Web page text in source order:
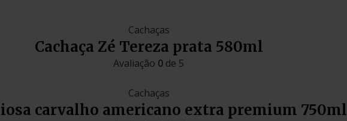
Cachaças
Cachaça Zé Tereza prata 580ml
Avaliação 0 de 5
Cachaças
carvalho americano extra premium 750ml